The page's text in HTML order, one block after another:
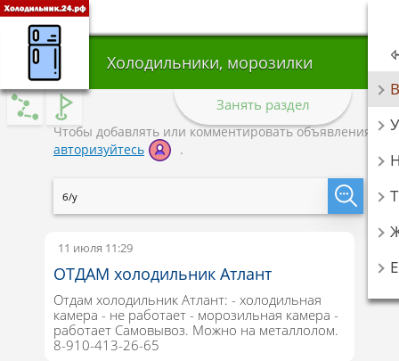
Холодильники, морозилки
Занять раздел
Чтобы добавлять или комментировать объявления,
авторизуйтесь
.
11 июля 11:29
ОТДАМ холодильник Атлант
Отдам холодильник Атлант: - холодильная
камера - не работает - морозильная камера -
работает Самовывоз. Можно на металлолом.
8-910-413-26-65